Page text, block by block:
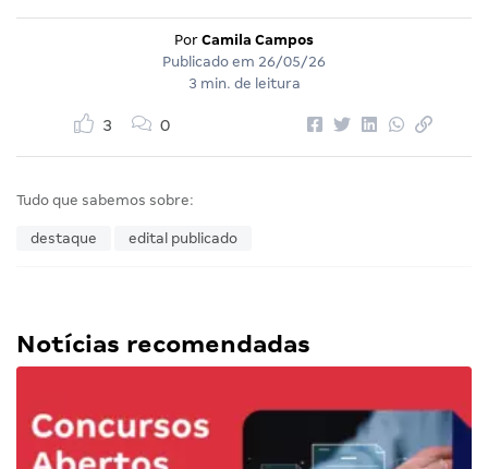
Por Camila Campos
Publicado em 26/05/26
3 min. de leitura
3 0
Tudo que sabemos sobre:
destaque edital publicado
Notícias recomendadas